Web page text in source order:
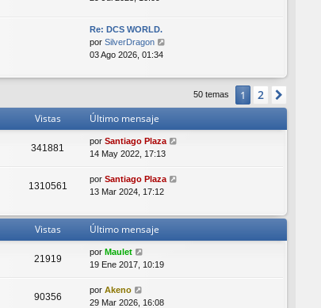
t
i
n
a
Re: DCS WORLD.
por SilverDragon
ú
m
o
e
n
j
03 Ago 2026, 01:34
50 temas 1 2
Vistas Último mensaje
341881
por Santiago Plaza
14 May 2022, 17:13
1310561
por Santiago Plaza
13 Mar 2024, 17:12
Vistas Último mensaje
21919
por Maulet
19 Ene 2017, 10:19
90356
por Akeno
29 Mar 2026, 16:08